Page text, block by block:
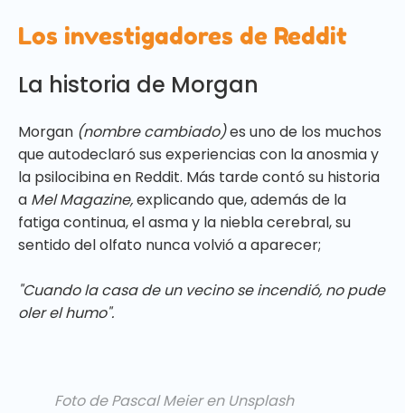
Los investigadores de Reddit
La historia de Morgan
Morgan (nombre cambiado)es uno de los muchos
que autodeclaró sus experiencias con la anosmia y
la psilocibina en Reddit. Más tarde contó su historia
a Mel Magazine,explicando que, además de la
fatiga continua, el asma y la niebla cerebral, su
sentido del olfato nunca volvió a aparecer;
"Cuando la casa de un vecino se incendió, no pude
oler el humo".
Foto de Pascal Meier en Unsplash